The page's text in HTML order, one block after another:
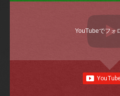
YouTubeでフォ